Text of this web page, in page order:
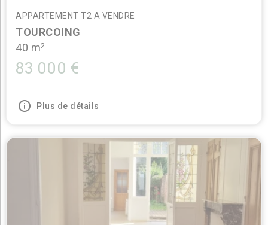
APPARTEMENT T2 A VENDRE
TOURCOING
83 000 €
40 m2
Plus de détails